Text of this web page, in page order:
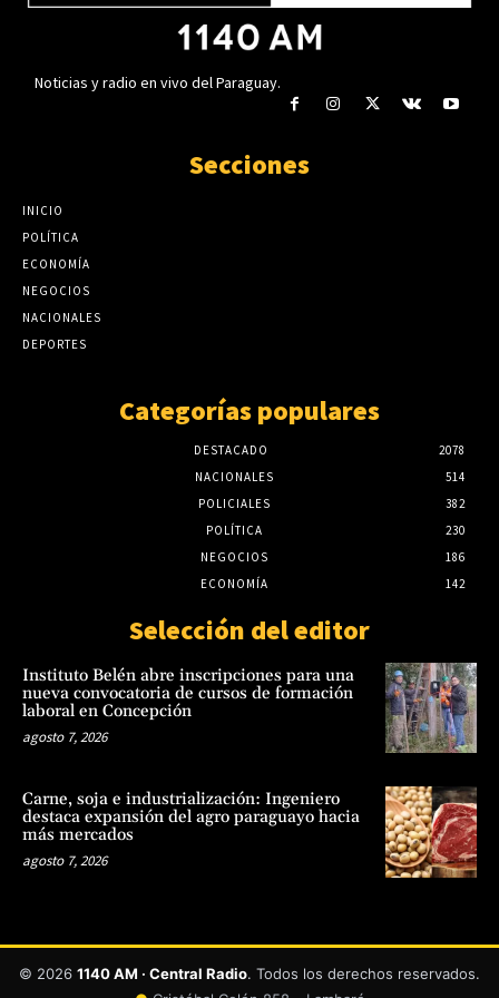
Noticias y radio en vivo del Paraguay.
Secciones
INICIO
POLÍTICA
ECONOMÍA
NEGOCIOS
NACIONALES
DEPORTES
Categorías populares
DESTACADO
2078
NACIONALES
514
POLICIALES
382
POLÍTICA
230
NEGOCIOS
186
ECONOMÍA
142
Selección del editor
Instituto Belén abre inscripciones para una
nueva convocatoria de cursos de formación
laboral en Concepción
agosto 7, 2026
Carne, soja e industrialización: Ingeniero
destaca expansión del agro paraguayo hacia
más mercados
agosto 7, 2026
© 2026 1140 AM · Central Radio. Todos los derechos reservados.